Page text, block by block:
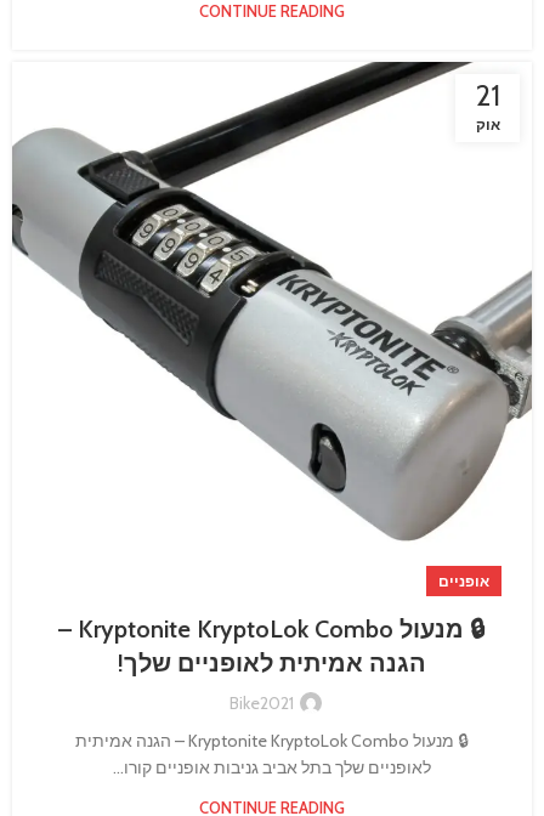
CONTINUE READING
21
אוק
אופניים
🔒 מנעול Kryptonite KryptoLok Combo –
הגנה אמיתית לאופניים שלך!
Bike2021
🔒 מנעול Kryptonite KryptoLok Combo – הגנה אמיתית
לאופניים שלך בתל אביב גניבות אופניים קורו...
CONTINUE READING